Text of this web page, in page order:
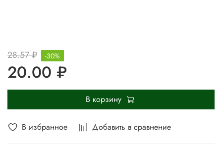
В избранное Добавить в сравнение
28.57 ₽
20.00 ₽
-30%
В корзину